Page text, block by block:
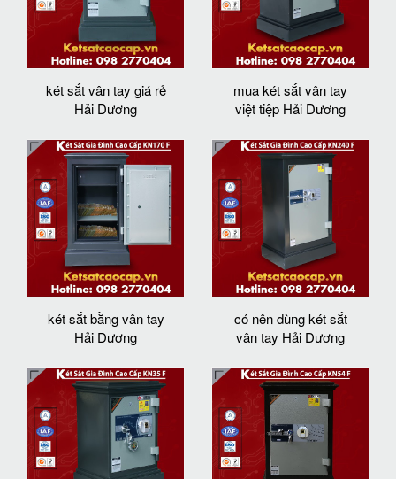
két sắt vân tay giá rẻ
Hải Dương
mua két sắt vân tay
việt tiệp Hải Dương
két sắt bằng vân tay
Hải Dương
có nên dùng két sắt
vân tay Hải Dương